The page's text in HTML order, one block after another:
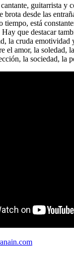
guitarrista y
brota desde las
tiempo, está
que destacar
la cruda emotividad
el amor, la soledad,
la sociedad, la